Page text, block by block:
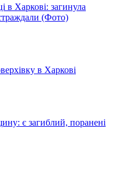
в Харкові: загинула
(Фото)
в Харкові
є загиблий, поранені